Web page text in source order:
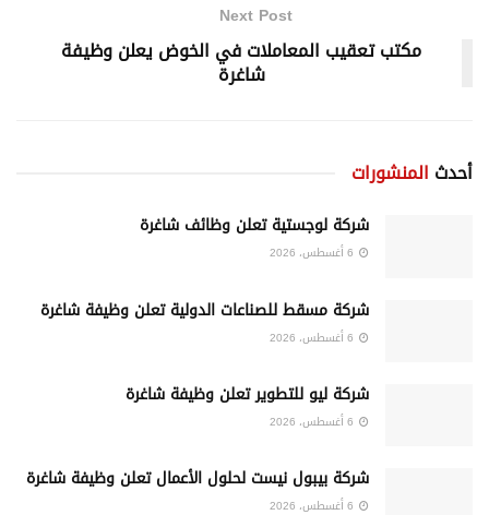
Next Post
مكتب تعقيب المعاملات في الخوض يعلن وظيفة
شاغرة
أحدث المنشورات
شركة لوجستية تعلن وظائف شاغرة
شركة مسقط للصناعات الدولية تعلن وظيفة شاغرة
شركة ليو للتطوير تعلن وظيفة شاغرة
شركة بيبول نيست لحلول الأعمال تعلن وظيفة شاغرة